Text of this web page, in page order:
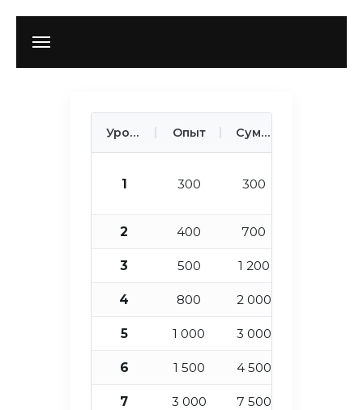
Уровень Опыт Сумма опыта
1 300 300
2 400 700
3 500 1 200
4 800 2 000
5 1 000 3 000
6 1 500 4 500
7 3 000 7 500